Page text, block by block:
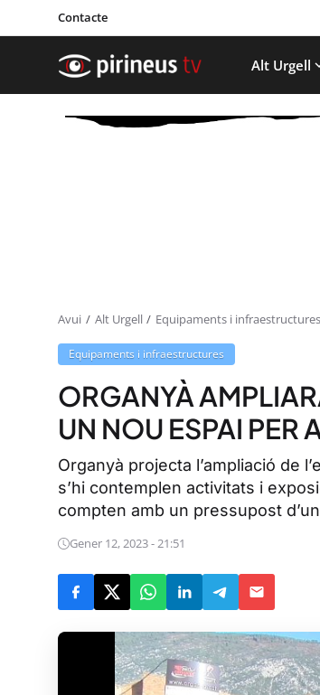
Contacte
Alt Urgell
Avui Alt Urgell Equipaments i infraestructures
Equipaments i infraestructures
ORGANYÀ
UN NOU ESPAI PER
Organyà projecta l’ampliació de
s’hi contemplen activitats i
compten amb un pressupost
Gener 12, 2023 - 21:51